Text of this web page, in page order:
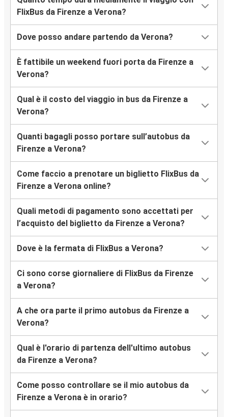
FlixBus da Firenze a Verona?
Dove posso andare partendo da Verona?
È fattibile un weekend fuori porta da Firenze a
Verona?
Qual è il costo del viaggio in bus da Firenze a
Verona?
Quanti bagagli posso portare sull’autobus da
Firenze a Verona?
Come faccio a prenotare un biglietto FlixBus da
Firenze a Verona online?
Quali metodi di pagamento sono accettati per
l’acquisto del biglietto da Firenze a Verona?
Dove è la fermata di FlixBus a Verona?
Ci sono corse giornaliere di FlixBus da Firenze
a Verona?
A che ora parte il primo autobus da Firenze a
Verona?
Qual è l'orario di partenza dell'ultimo autobus
da Firenze a Verona?
Come posso controllare se il mio autobus da
Firenze a Verona è in orario?